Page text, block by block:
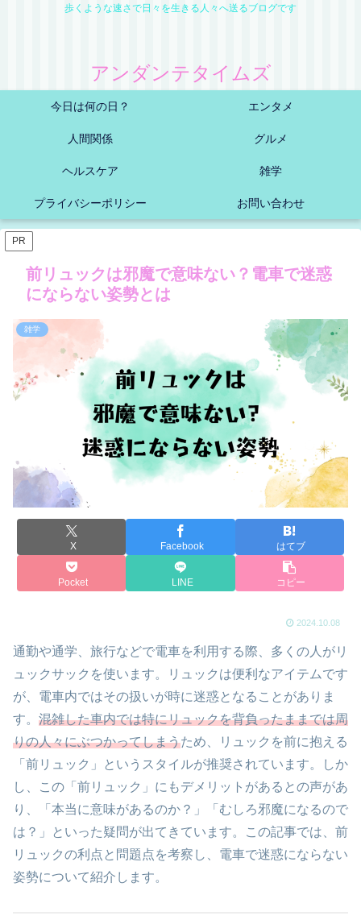
歩くような速さで日々を生きる人々へ送るブログです
アンダンテタイムズ
今日は何の日？ エンタメ
人間関係 グルメ
ヘルスケア 雑学
プライバシーポリシー お問い合わせ
PR
前リュックは邪魔で意味ない？電車で迷惑
にならない姿勢とは
雑学
X Facebook はてブ
Pocket LINE コピー
2024.10.08
通勤や通学、旅行などで電車を利用する際、多くの人がリ
ュックサックを使います。リュックは便利なアイテムです
が、電車内ではその扱いが時に迷惑となることがありま
す。 混雑した車内では特にリュックを背負ったままでは周
りの人々にぶつかってしまうため、リュックを前に抱える
「前リュック」というスタイルが推奨されています。しか
し、この「前リュック」にもデメリットがあるとの声があ
り、「本当に意味があるのか？」「むしろ邪魔になるので
は？」といった疑問が出てきています。この記事では、前
リュックの利点と問題点を考察し、電車で迷惑にならない
姿勢について紹介します。